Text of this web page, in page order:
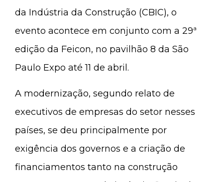
da Indústria da Construção (CBIC), o
evento acontece em conjunto com a 29ª
edição da Feicon, no pavilhão 8 da São
Paulo Expo até 11 de abril.
A modernização, segundo relato de
executivos de empresas do setor nesses
países, se deu principalmente por
exigência dos governos e a criação de
financiamentos tanto na construção